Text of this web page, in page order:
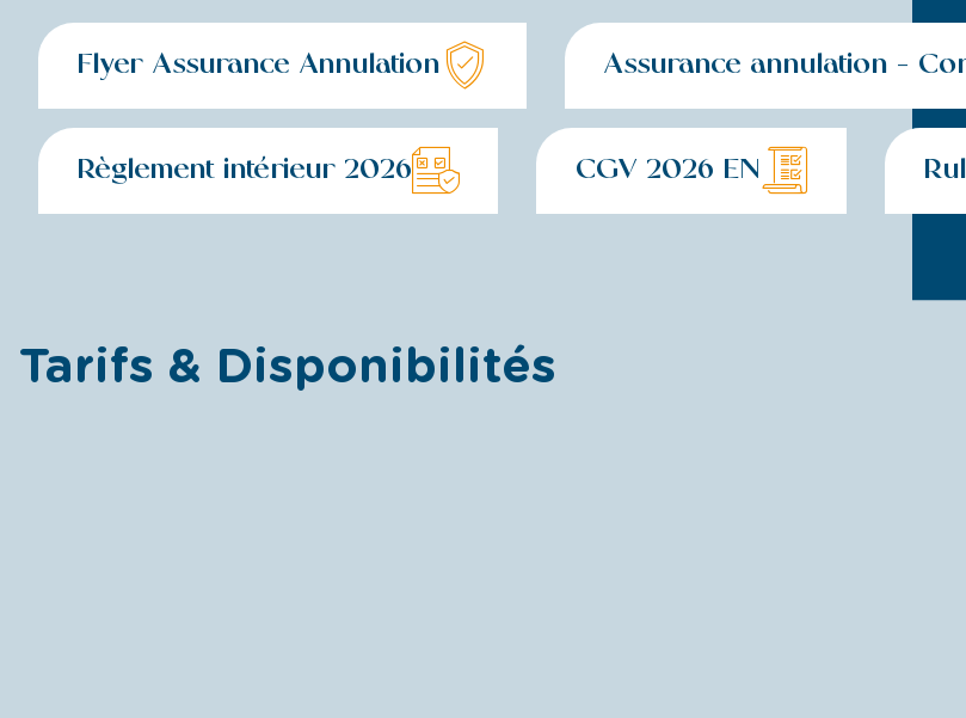
Flyer Assurance Annulation Assurance annulation -
Règlement intérieur 2026 CGV 2026 EN
Tarifs & Disponibilités